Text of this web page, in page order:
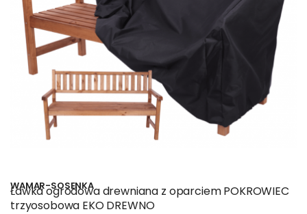
WAMAR-SOSENKA
Ławka ogrodowa drewniana z oparciem POKROWIEC
trzyosobowa EKO DREWNO